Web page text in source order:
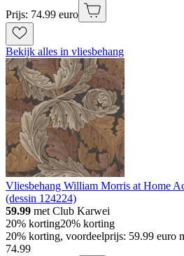
Prijs: 74.99 euro
Bekijk alles in vliesbehang
Vliesbehang William Morris at Home
(dessin 124224)
59.99 met Club Karwei
20% korting20% korting
20% korting, voordeelprijs: 59.99 euro
74.99